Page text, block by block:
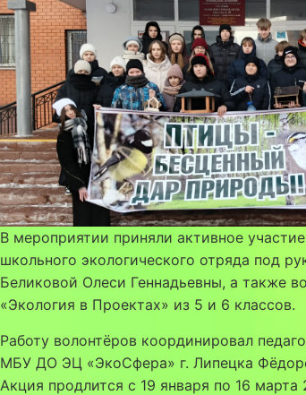
В мероприятии приняли активное
школьного экологического отряда под
Беликовой Олеси Геннадьевны, а также
«Экология в Проектах» из 5 и 6 классов.
Работу волонтёров координировал
МБУ ДО ЭЦ «ЭкоСфера» г. Липецка
Акция продлится с 19 января по 16 марта